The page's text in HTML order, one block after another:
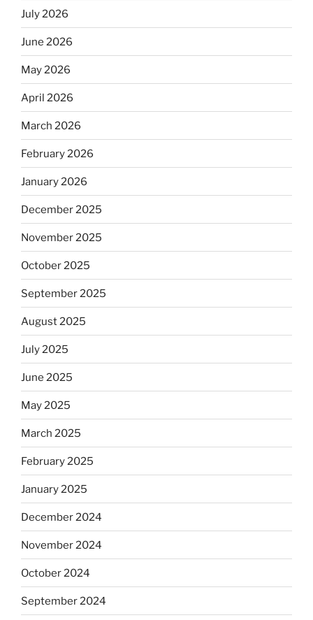
July 2026
June 2026
May 2026
April 2026
March 2026
February 2026
January 2026
December 2025
November 2025
October 2025
September 2025
August 2025
July 2025
June 2025
May 2025
March 2025
February 2025
January 2025
December 2024
November 2024
October 2024
September 2024